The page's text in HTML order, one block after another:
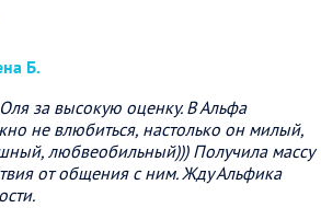
Б.
за высокую оценку. В Альфа
не влюбиться, настолько он милый,
любвеобильный))) Получила массу
от общения с ним. Жду Альфика